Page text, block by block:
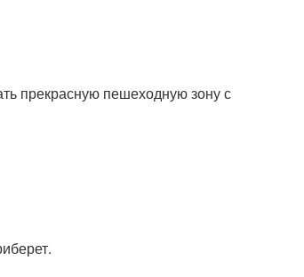
прекрасную пешеходную зону с